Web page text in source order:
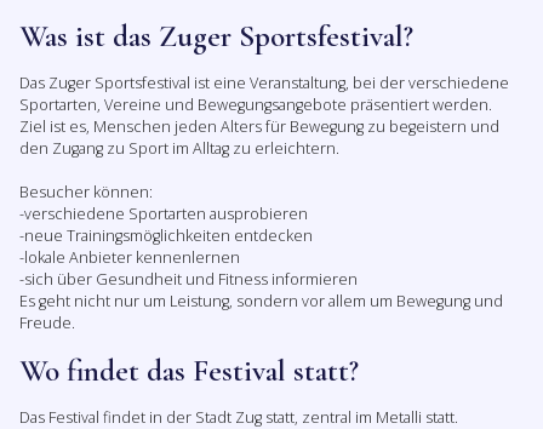
Was ist das Zuger Sportsfestival?
Das Zuger Sportsfestival ist eine Veranstaltung, bei der verschiedene
Sportarten, Vereine und Bewegungsangebote präsentiert werden.
Ziel ist es, Menschen jeden Alters für Bewegung zu begeistern und
den Zugang zu Sport im Alltag zu erleichtern.
Besucher können:
-verschiedene Sportarten ausprobieren
-neue Trainingsmöglichkeiten entdecken
-lokale Anbieter kennenlernen
-sich über Gesundheit und Fitness informieren
Es geht nicht nur um Leistung, sondern vor allem um Bewegung und
Freude.
Wo findet das Festival statt?
Das Festival findet in der Stadt Zug statt, zentral im Metalli statt.